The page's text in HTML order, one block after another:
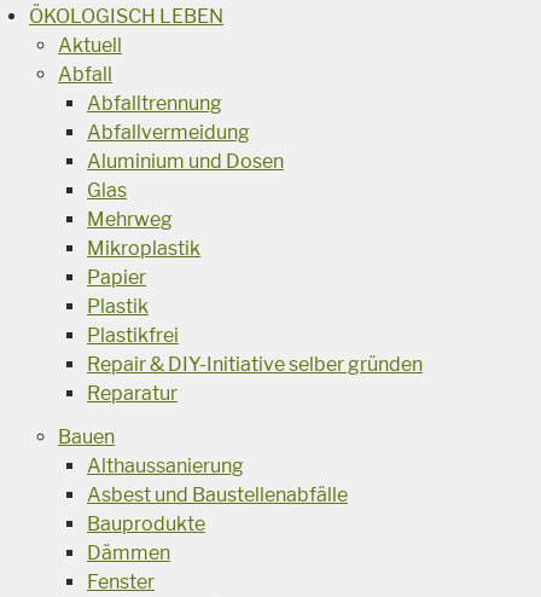
ÖKOLOGISCH LEBEN
Aktuell
Abfall
Abfalltrennung
Abfallvermeidung
Aluminium und Dosen
Glas
Mehrweg
Mikroplastik
Papier
Plastik
Plastikfrei
Repair & DIY-Initiative selber gründen
Reparatur
Bauen
Althaussanierung
Asbest und Baustellenabfälle
Bauprodukte
Dämmen
Fenster